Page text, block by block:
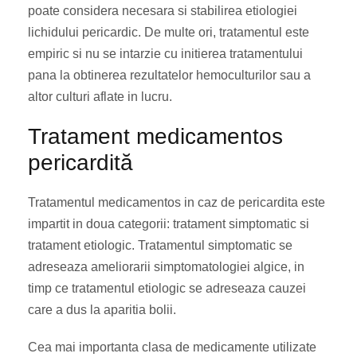
poate considera necesara si stabilirea etiologiei
lichidului pericardic. De multe ori, tratamentul este
empiric si nu se intarzie cu initierea tratamentului
pana la obtinerea rezultatelor hemoculturilor sau a
altor culturi aflate in lucru.
Tratament medicamentos
pericardită
Tratamentul medicamentos in caz de pericardita este
impartit in doua categorii: tratament simptomatic si
tratament etiologic. Tratamentul simptomatic se
adreseaza ameliorarii simptomatologiei algice, in
timp ce tratamentul etiologic se adreseaza cauzei
care a dus la aparitia bolii.
Cea mai importanta clasa de medicamente utilizate